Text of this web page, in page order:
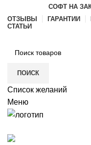
СОФТ НА
ОТЗЫВЫ
ГАРАНТИИ
СТАТЬИ
ПОИСК
Список желаний
Меню